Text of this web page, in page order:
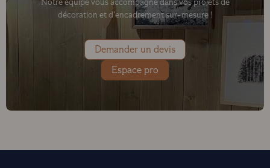
Notre équipe vous accompagne dans vos projets de
décoration et d’encadrement sur-mesure !
Demander un devis
Espace pro